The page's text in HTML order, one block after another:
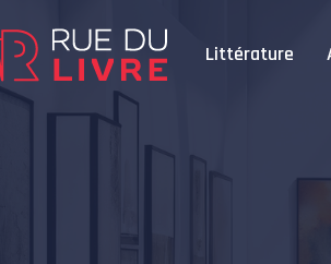
Littérature